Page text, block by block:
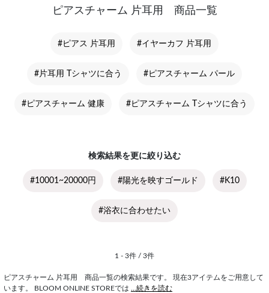
ピアスチャーム 片耳用 商品一覧
#ピアス 片耳用 #イヤーカフ 片耳用
#片耳用 Tシャツに合う #ピアスチャーム パール
#ピアスチャーム 健康 #ピアスチャーム Tシャツに合う
検索結果を更に絞り込む
#10001~20000円 #陽光を映すゴールド #K10
#浴衣に合わせたい
1 - 3件 / 3件
ピアスチャーム 片耳用 商品一覧の検索結果です。 現在3アイテムをご用意して
います。 BLOOM ONLINE STOREでは ...続きを読む